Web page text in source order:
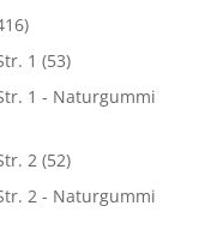
1 (53)
1 - Naturgummi
2 (52)
2 - Naturgummi